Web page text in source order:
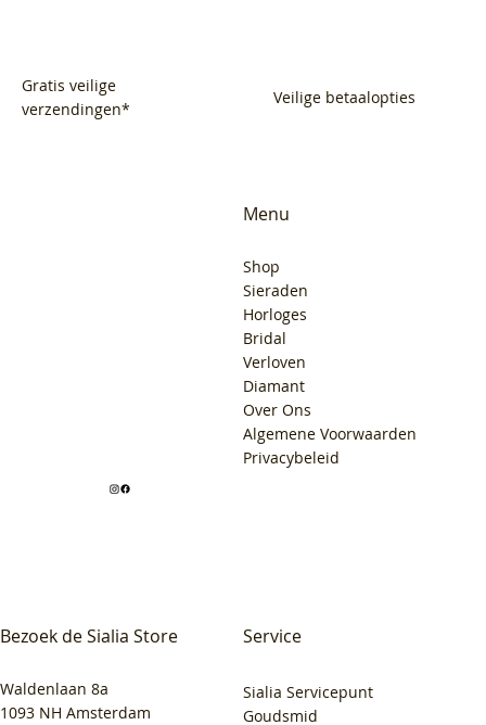
Gratis veilige
verzendingen*
Veilige betaalopties
Bezoek de Sialia Store
Waldenlaan 8a
1093 NH Amsterdam
Menu
Shop
Sieraden
Horloges
Bridal
Verloven
Diamant
Over Ons
Algemene Voorwaarden
Privacybeleid
Service
Sialia Servicepunt
Goudsmid